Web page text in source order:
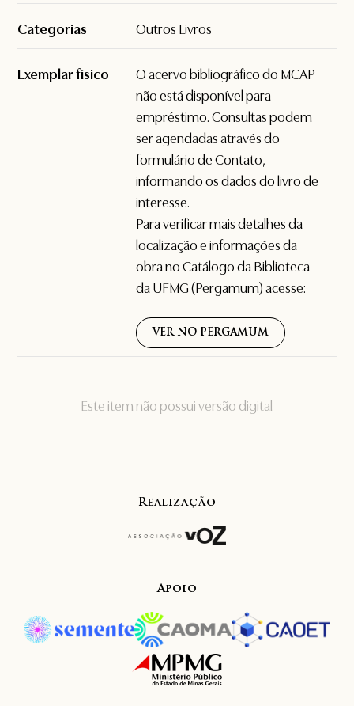
Este item não possui versão digital
Categorias Outros Livros
Exemplar físico
O acervo bibliográfico do MCAP
não está disponível para
empréstimo. Consultas podem
ser agendadas através do
formulário deContato,
informando os dados do livro de
interesse.
Para verificar mais detalhes da
localização e informações da
obra no Catálogo da Biblioteca
da UFMG (Pergamum) acesse:
VER NO PERGAMUM
Realização
Apoio